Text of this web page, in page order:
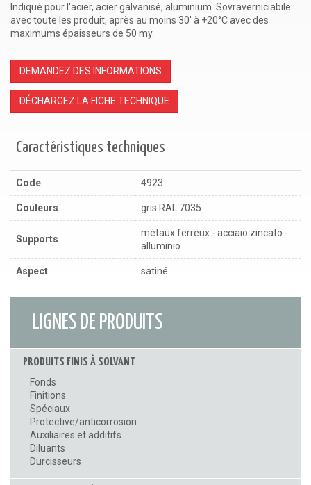
Indiqué pour l'acier, acier galvanisé, aluminium. Sovraverniciabile
avec toute les produit, après au moins 30' à +20°C avec des
maximums épaisseurs de 50 my.
DEMANDEZ DES INFORMATIONS
DÉCHARGEZ LA FICHE TECHNIQUE
Caractéristiques techniques
Code 4923
Couleurs gris RAL 7035
Supports
métaux ferreux - acciaio zincato -
alluminio
Aspect satiné
LIGNES DE PRODUITS
PRODUITS FINIS À SOLVANT
Fonds
Finitions
Spéciaux
Protective/anticorrosion
Auxiliaires et additifs
Diluants
Durcisseurs